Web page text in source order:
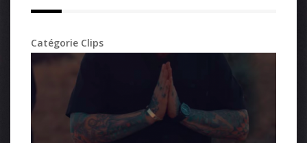
Catégorie Clips